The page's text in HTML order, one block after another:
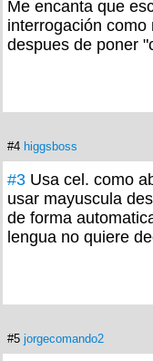
Me encanta que
interrogación
despues de poner
#4 higgsboss
#3 Usa cel. como
usar mayuscula
de forma
lengua no quiere
#5 jorgecomando2